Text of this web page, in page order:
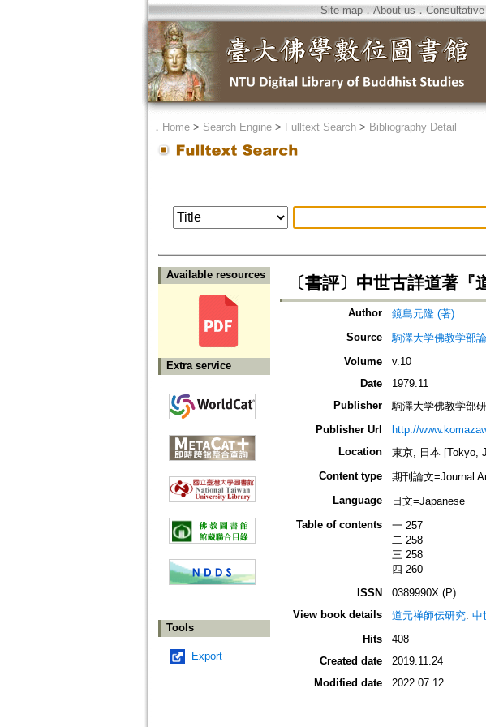
Site map．About us ．
． Home> Search Engine> Fulltext Search> Bibliography Detail
Available resources
Extra service
Tools
Export
〔書評〕中世古詳道著
Author
鏡島元隆 (著)
Source
駒澤大学佛教学部
Volume
v.10
Date
1979.11
Publisher
駒澤大学佛教学部
Publisher Url
http://
Location
東京, 日本 [Tokyo,
Content type
期刊論文=Journal
Language
日文=Japanese
Table of contents
一 257
二 258
三 258
四 260
ISSN
0389990X (P)
View book details
道元禅師伝研究. 中
Hits
408
Created date
2019.11.24
Modified date
2022.07.12